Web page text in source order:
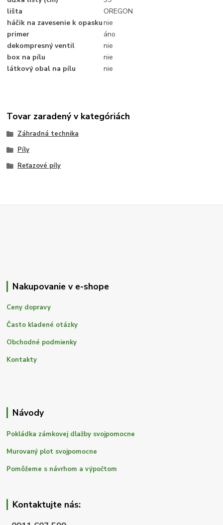
lišta
OREGON
háčik na zavesenie k opaskunie
primer
áno
dekompresný ventil
nie
box na pílu
nie
látkový obal na pílu
nie
Tovar zaradený v kategóriách
Záhradná technika
Píly
Reťazové píly
Nakupovanie v e-shope
Ceny dopravy
Často kladené otázky
Obchodné podmienky
Kontakty
Návody
Pokládka zámkovej dlažby svojpomocne
Murovaný plot svojpomocne
Pomôžeme s návrhom a výpočtom
Kontaktujte nás: